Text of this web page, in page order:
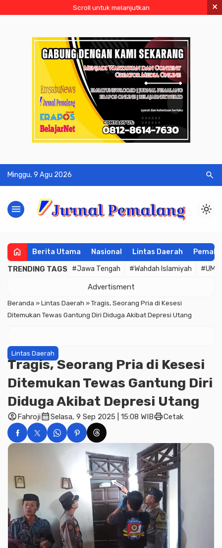
Scroll untuk melanjutkan ×
Minggu, 9 Agu 2026 search
menu light_mode
home Berita Utama Nasional Lintas Daerah
TRENDING TAGS #Jawa Tengah #Wahdah Islamiyah
Advertisment
Beranda »Lintas Daerah »Tragis, Seorang Pria di Kesesi
Ditemukan Tewas Gantung Diri Diduga Akibat Depresi Utang
Lintas Daerah
Tragis, Seorang Pria di Kesesi
Ditemukan Tewas Gantung Diri
Diduga Akibat Depresi Utang
account_circleFahrojicalendar_monthSelasa, 9 Sep 2025 | 15:08 WIBprintCetak